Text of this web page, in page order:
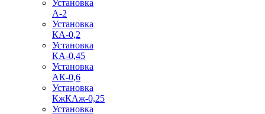
Установка
А-2
Установка
КА-0,2
Установка
КА-0,45
Установка
АК-0,6
Установка
КжКАж-0,25
Установка